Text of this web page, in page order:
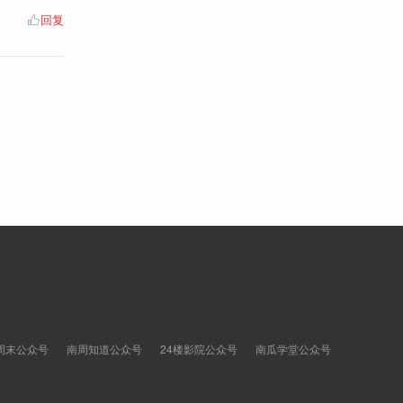
回复
末公众号 南周知道公众号 24楼影院公众号 南瓜学堂公众号